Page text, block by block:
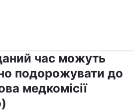
час можуть
подорожувати до
медкомісії